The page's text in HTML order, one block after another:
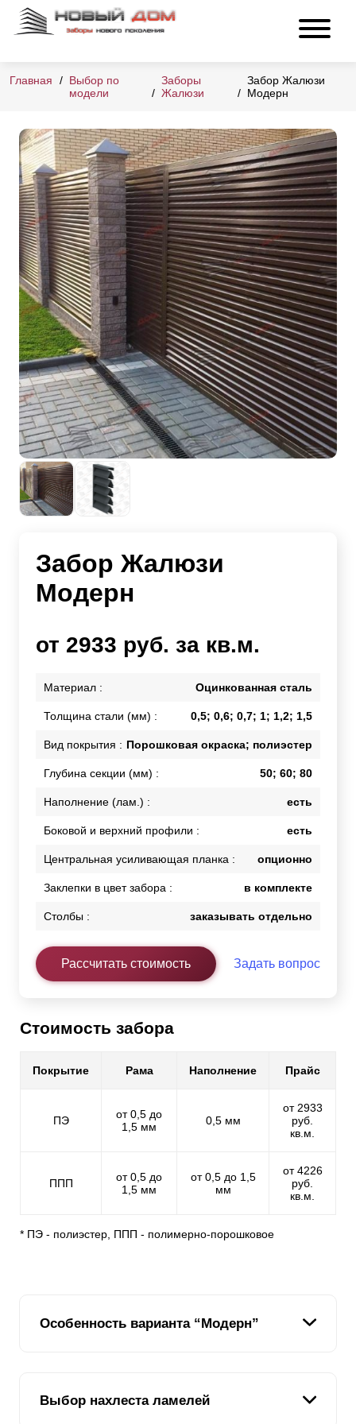
Главная
Выбор по
модели
Заборы
Жалюзи
Забор Жалюзи
Модерн
Забор Жалюзи
Модерн
от 2933 руб. за кв.м.
Материал : Оцинкованная сталь
Толщина стали (мм) : 0,5; 0,6; 0,7; 1; 1,2; 1,5
Вид покрытия : Порошковая окраска; полиэстер
Глубина секции (мм) : 50; 60; 80
Наполнение (лам.) : есть
Боковой и верхний профили : есть
Центральная усиливающая планка : опционно
Заклепки в цвет забора : в комплекте
Столбы : заказывать отдельно
Рассчитать стоимость Задать вопрос
Стоимость забора
Покрытие Рама Наполнение Прайс
ПЭ
от 0,5 до
1,5 мм
0,5 мм
от 2933
руб.
кв.м.
ППП
от 0,5 до
1,5 мм
от 0,5 до 1,5
мм
от 4226
руб.
кв.м.
* ПЭ - полиэстер, ППП - полимерно-порошковое
Особенность варианта “Модерн”
Этот вариант забора одинаково выглядит с обеих
сторон - как со стороны улицы, так и со стороны
Выбор нахлеста ламелей